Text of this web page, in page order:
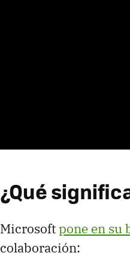
¿Qué
Microsoftpone en su
colaboración: